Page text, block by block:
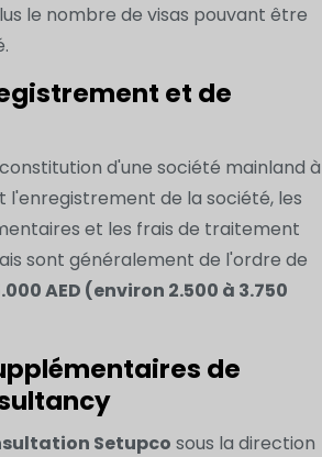
le nombre de visas pouvant être
et de
d'une société mainland à
l'enregistrement de la société, les
et les frais de traitement
sont généralement de l'ordre de
AED (environ 2.500 à 3.750
de
Setupco sous la direction